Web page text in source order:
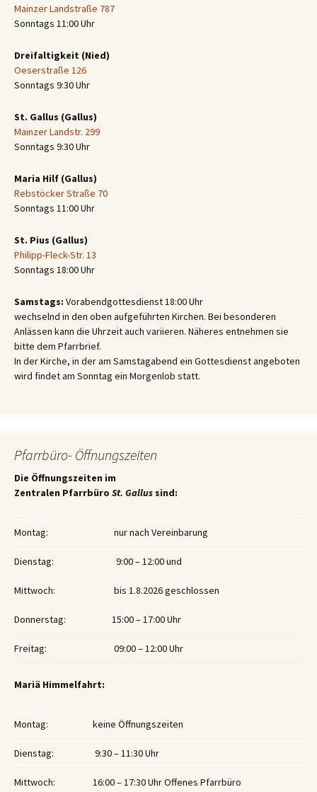
Mainzer Landstraße 787
Sonntags 11:00 Uhr
Dreifaltigkeit (Nied)
Oeserstraße 126
Sonntags 9:30 Uhr
St. Gallus (Gallus)
Mainzer Landstr. 299
Sonntags 9:30 Uhr
Maria Hilf (Gallus)
Rebstöcker Straße 70
Sonntags 11:00 Uhr
St. Pius (Gallus)
Philipp-Fleck-Str. 13
Sonntags 18:00 Uhr
Samstags: Vorabendgottesdienst 18:00 Uhr
wechselnd in den oben aufgeführten Kirchen. Bei besonderen
Anlässen kann die Uhrzeit auch variieren. Näheres entnehmen sie
bitte dem Pfarrbrief.
In der Kirche, in der am Samstagabend ein Gottesdienst angeboten
wird findet am Sonntag ein Morgenlob statt.
Pfarrbüro- Öffnungszeiten
Die Öffnungszeiten im
Zentralen Pfarrbüro St. Gallus sind:
Montag: nur nach Vereinbarung
Dienstag: 9:00 – 12:00 und
Mittwoch: bis 1.8.2026 geschlossen
Donnerstag: 15:00 – 17:00 Uhr
Freitag: 09:00 – 12:00 Uhr
Mariä Himmelfahrt:
Montag: keine Öffnungszeiten
Dienstag: 9:30 – 11:30 Uhr
Mittwoch: 16:00 – 17:30 Uhr Offenes Pfarrbüro